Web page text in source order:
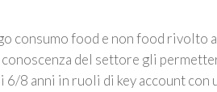
consumo food e non food rivolto
del settore gli
6/8 anni in ruoli di key account con